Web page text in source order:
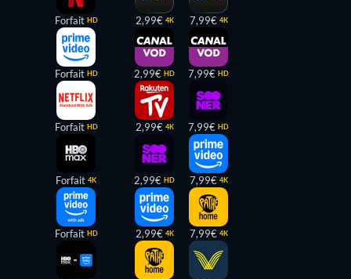
Forfait HD
Forfait HD
Forfait HD
Forfait 4K
Forfait HD
2,99€ 4K
2,99€ HD
2,99€ 4K
2,99€ HD
2,99€ 4K
7,99€ 4K
7,99€ HD
7,99€ HD
7,99€ 4K
7,99€ 4K